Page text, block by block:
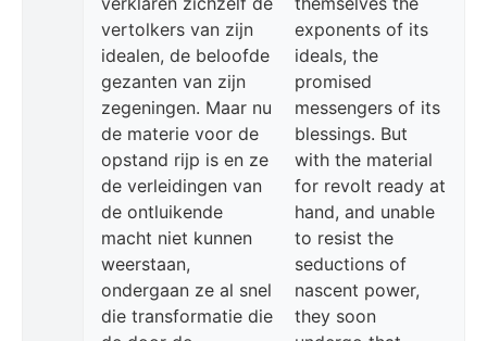
vertolkers van zijn
idealen, de beloofde
gezanten van zijn
zegeningen. Maar nu
de materie voor de
opstand rijp is en ze
de verleidingen van
de ontluikende
macht niet kunnen
weerstaan,
ondergaan ze al snel
die transformatie die
exponents of its
ideals, the
promised
messengers of its
blessings. But
with the material
for revolt ready at
hand, and unable
to resist the
seductions of
nascent power,
they soon